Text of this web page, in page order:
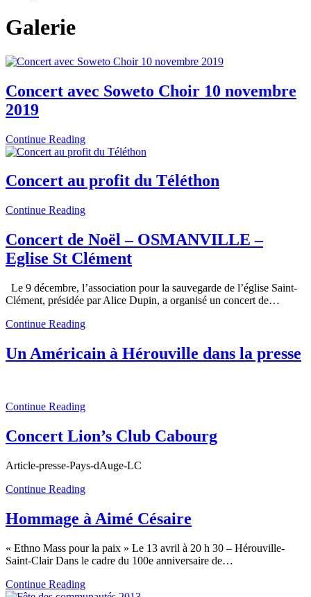
Galerie
Concert avec Soweto Choir 10 novembre
2019
Continue Reading
Concert au profit du Téléthon
Continue Reading
Concert de Noël – OSMANVILLE –
Eglise St Clément
Le 9 décembre, l’association pour la sauvegarde de l’église Saint-
Clément, présidée par Alice Dupin, a organisé un concert de…
Continue Reading
Un Américain à Hérouville dans la presse
Continue Reading
Concert Lion’s Club Cabourg
Article-presse-Pays-dAuge-LC
Continue Reading
Hommage à Aimé Césaire
« Ethno Mass pour la paix » Le 13 avril à 20 h 30 – Hérouville-
Saint-Clair Dans le cadre du 100e anniversaire de…
Continue Reading